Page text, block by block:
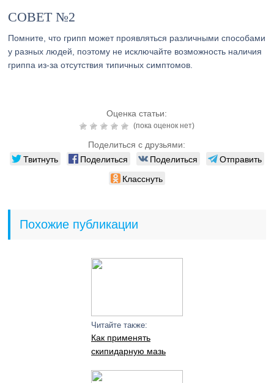
СОВЕТ №2
Помните, что грипп может проявляться различными способами
у разных людей, поэтому не исключайте возможность наличия
гриппа из-за отсутствия типичных симптомов.
Оценка статьи:
(пока оценок нет)
Поделиться с друзьями:
Твитнуть Поделиться Поделиться
Отправить
Класснуть
Похожие публикации
Читайте также:
Как применять
скипидарную мазь